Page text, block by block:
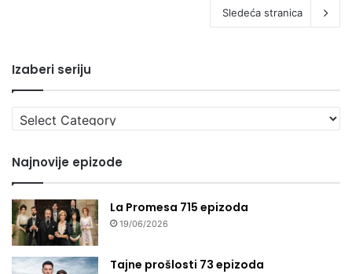
Sledeća stranica
Izaberi seriju
Izaberi
seriju
Najnovije epizode
La Promesa 715 epizoda
19/06/2026
Tajne prošlosti 73 epizoda